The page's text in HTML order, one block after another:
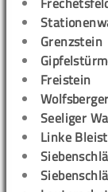
Grenzstein
Freistein
Seeliger
Linke